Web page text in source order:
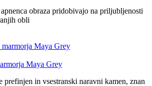
obraza pridobivajo na priljubljenosti
obli
Maya Grey
in vsestranski naravni kamen, znan